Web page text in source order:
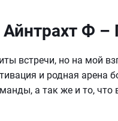
Ф –
встречи, но на мой
и родная арена
а так же и то, что